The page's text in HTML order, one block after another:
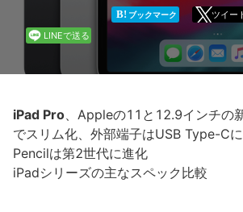
B! ブックマーク
ツイー
LINEで送る
iPad Pro、Appleの11と12.9インチの
でスリム化、外部端子はUSB Type-C
Pencilは第2世代に進化
iPadシリーズの主なスペック比較